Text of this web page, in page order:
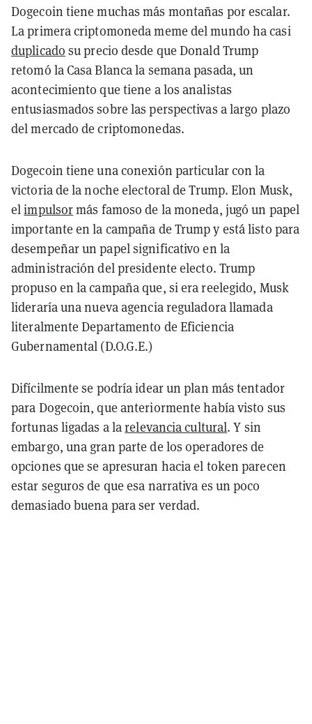
Dogecoin tiene muchas más montañas por escalar.
La primera criptomoneda meme del mundo ha casi
duplicado su precio desde que Donald Trump
retomó la Casa Blanca la semana pasada, un
acontecimiento que tiene a los analistas
entusiasmados sobre las perspectivas a largo plazo
del mercado de criptomonedas.
Dogecoin tiene una conexión particular con la
victoria de la noche electoral de Trump. Elon Musk,
elimpulsormás famoso de la moneda, jugó un papel
importante en la campaña de Trump y está listo para
desempeñar un papel significativo en la
administración del presidente electo. Trump
propuso en la campaña que, si era reelegido, Musk
lideraría una nueva agencia reguladora llamada
literalmente Departamento de Eficiencia
Gubernamental (D.O.G.E.)
Difícilmente se podría idear un plan más tentador
para Dogecoin, que anteriormente había visto sus
fortunas ligadas a larelevancia cultural. Y sin
embargo, una gran parte de los operadores de
opciones que se apresuran hacia el token parecen
estar seguros de que esa narrativa es un poco
demasiado buena para ser verdad.